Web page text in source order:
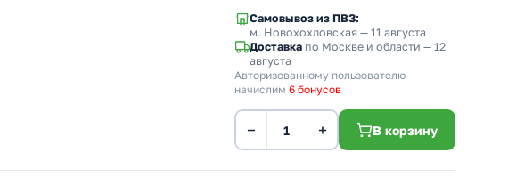
Самовывоз из ПВЗ:
м. Новохохловская — 11 августа
Доставка по Москве и области — 12
августа
Авторизованному пользователю
начислим 6 бонусов
− + В корзину